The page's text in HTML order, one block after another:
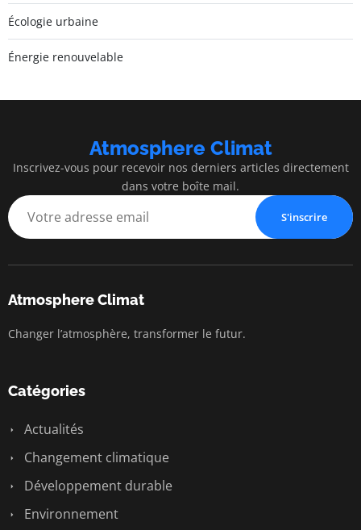
Écologie urbaine
Énergie renouvelable
Atmosphere Climat
Inscrivez-vous pour recevoir nos derniers articles directement
dans votre boîte mail.
S'inscrire
Atmosphere Climat
Changer l’atmosphère, transformer le futur.
Catégories
Actualités
Changement climatique
Développement durable
Environnement